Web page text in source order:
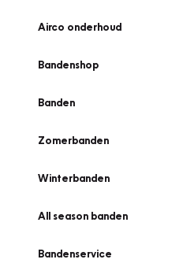
Airco onderhoud
Bandenshop
Banden
Zomerbanden
Winterbanden
All season banden
Bandenservice